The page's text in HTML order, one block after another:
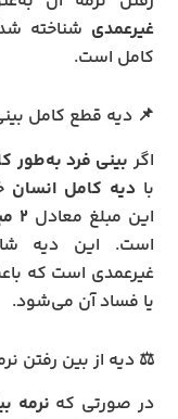
غیرعمدی شناخته
کامل است.
📌 دیه قطع کامل
اگر بینی فرد
بادیه کامل انسان
این مبلغ معادل۲ میلیارد و ۱۰۰ میلیون تومان
است. این دیه
غیرعمدی است که
یا فساد آن می‌شود.
⚖️ دیه از بین رفتن
در صورتی که نرمه